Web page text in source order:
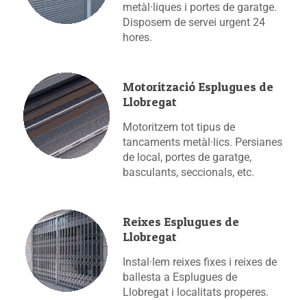
metàl·liques i portes de garatge.
Disposem de servei urgent 24
hores.
Motorització Esplugues de
Llobregat
Motoritzem tot tipus de
tancaments metàl·lics. Persianes
de local, portes de garatge,
basculants, seccionals, etc.
Reixes Esplugues de
Llobregat
Instal·lem reixes fixes i reixes de
ballesta a Esplugues de
Llobregat i localitats properes.